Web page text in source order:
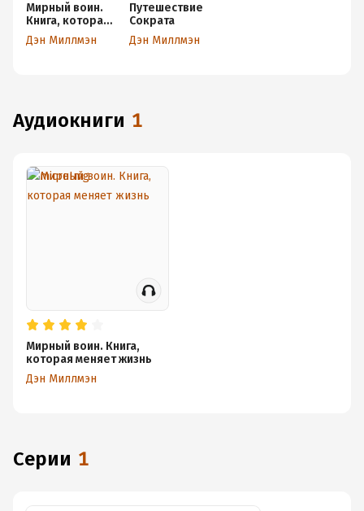
Мирный воин.
Книга, которая
меняет жизнь
Дэн Миллмэн
Путешествие
Сократа
Дэн Миллмэн
аудиокниги 1
Мирный воин. Книга,
которая меняет жизнь
Дэн Миллмэн
Серии 1